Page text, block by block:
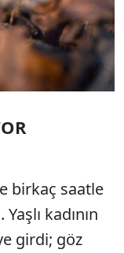
birkaç saatle
kadının
girdi; göz